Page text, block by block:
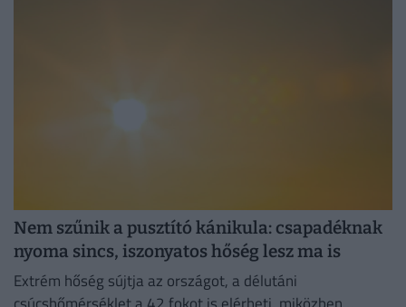
Nem szűnik a pusztító kánikula: csapadéknak
nyoma sincs, iszonyatos hőség lesz ma is
Extrém hőség sújtja az országot, a délutáni